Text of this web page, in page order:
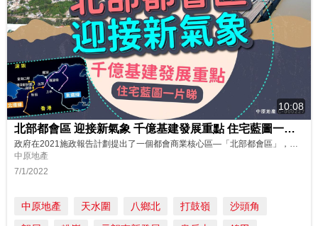
10:08
北部都會區 迎接新氣象 千億基建發展重點 住宅藍圖一片睇
政府在2021施政報告計劃提出了一個都會商業核心區—「北部都會區」，以新界北部作發展核心，涉及面積達300平方公里的土地，是香港未來二十年城市建設和人口增長最活躍的地區。 《北部都會區發展策略》 包含多方面發展，當中把新界北部三個新市鎮、一個擬議發展的新市鎮、四個新發展區、港深創科園、多個由棕地改造的擬議發展項目及相鄰鄉郊和保育地區完整地整合。加上港深建雙城三圈格局、前海合作區擴區，以及北區...
中原地產
7/1/2022
中原地產 天水圍 八鄉北 打鼓嶺
沙頭角